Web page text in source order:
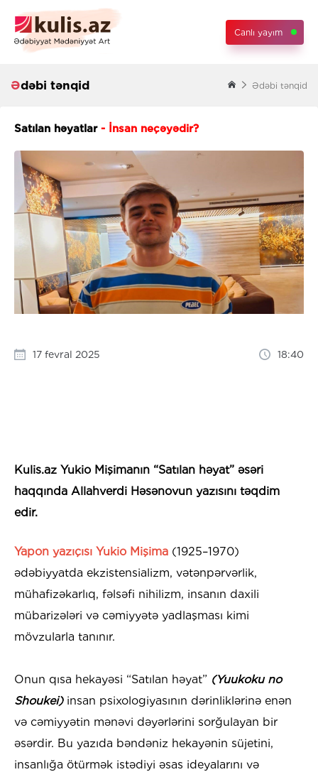
Canlı yayım
Ədəbi tənqid Ədəbi tənqid
Satılan həyatlar - İnsan neçəyədir?
17 fevral 2025 18:40
Kulis.az Yukio Mişimanın “Satılan həyat” əsəri
haqqında Allahverdi Həsənovun yazısını təqdim
edir.
Yapon yazıçısı Yukio Mişima (1925–1970)
ədəbiyyatda ekzistensializm, vətənpərvərlik,
mühafizəkarlıq, fəlsəfi nihilizm, insanın daxili
mübarizələri və cəmiyyətə yadlaşması kimi
mövzularla tanınır.
Onun qısa hekayəsi “Satılan həyat” (Yuukoku no
Shoukei)insan psixologiyasının dərinliklərinə enən
və cəmiyyətin mənəvi dəyərlərini sorğulayan bir
əsərdir. Bu yazıda bəndəniz hekayənin süjetini,
insanlığa ötürmək istədiyi əsas ideyalarını və